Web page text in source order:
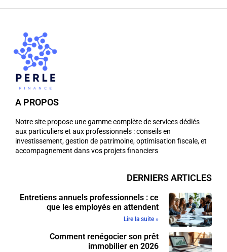
A PROPOS
Notre site propose une gamme complète de services dédiés
aux particuliers et aux professionnels : conseils en
investissement, gestion de patrimoine, optimisation fiscale, et
accompagnement dans vos projets financiers
DERNIERS ARTICLES
Entretiens annuels professionnels : ce
que les employés en attendent
Lire la suite »
Comment renégocier son prêt
immobilier en 2026